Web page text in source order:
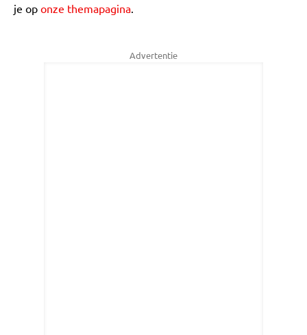
je op onze themapagina.
Advertentie